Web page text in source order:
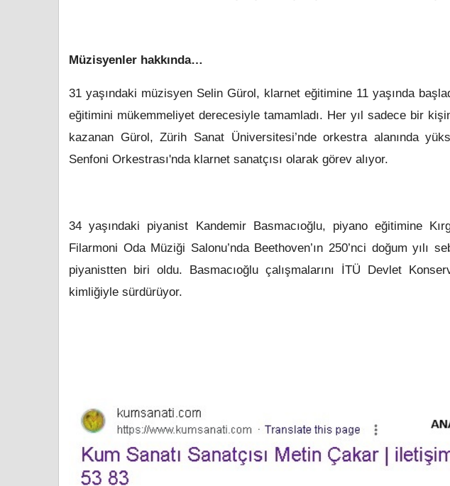
Müzisyenler hakkında…
31 yaşındaki müzisyen Selin Gürol, klarnet eğitimine 11 yaşında
eğitimini mükemmeliyet derecesiyle tamamladı. Her yıl sadece bir
kazanan Gürol, Zürih Sanat Üniversitesi’nde orkestra alanında
Senfoni Orkestrası'nda klarnet sanatçısı olarak görev alıyor.
34 yaşındaki piyanist Kandemir Basmacıoğlu, piyano eğitimine
Filarmoni Oda Müziği Salonu’nda Beethoven’ın 250’nci doğum yılı
piyanistten biri oldu. Basmacıoğlu çalışmalarını İTÜ Devlet
kimliğiyle sürdürüyor.